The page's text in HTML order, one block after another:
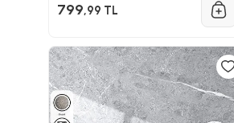
799,99 TL